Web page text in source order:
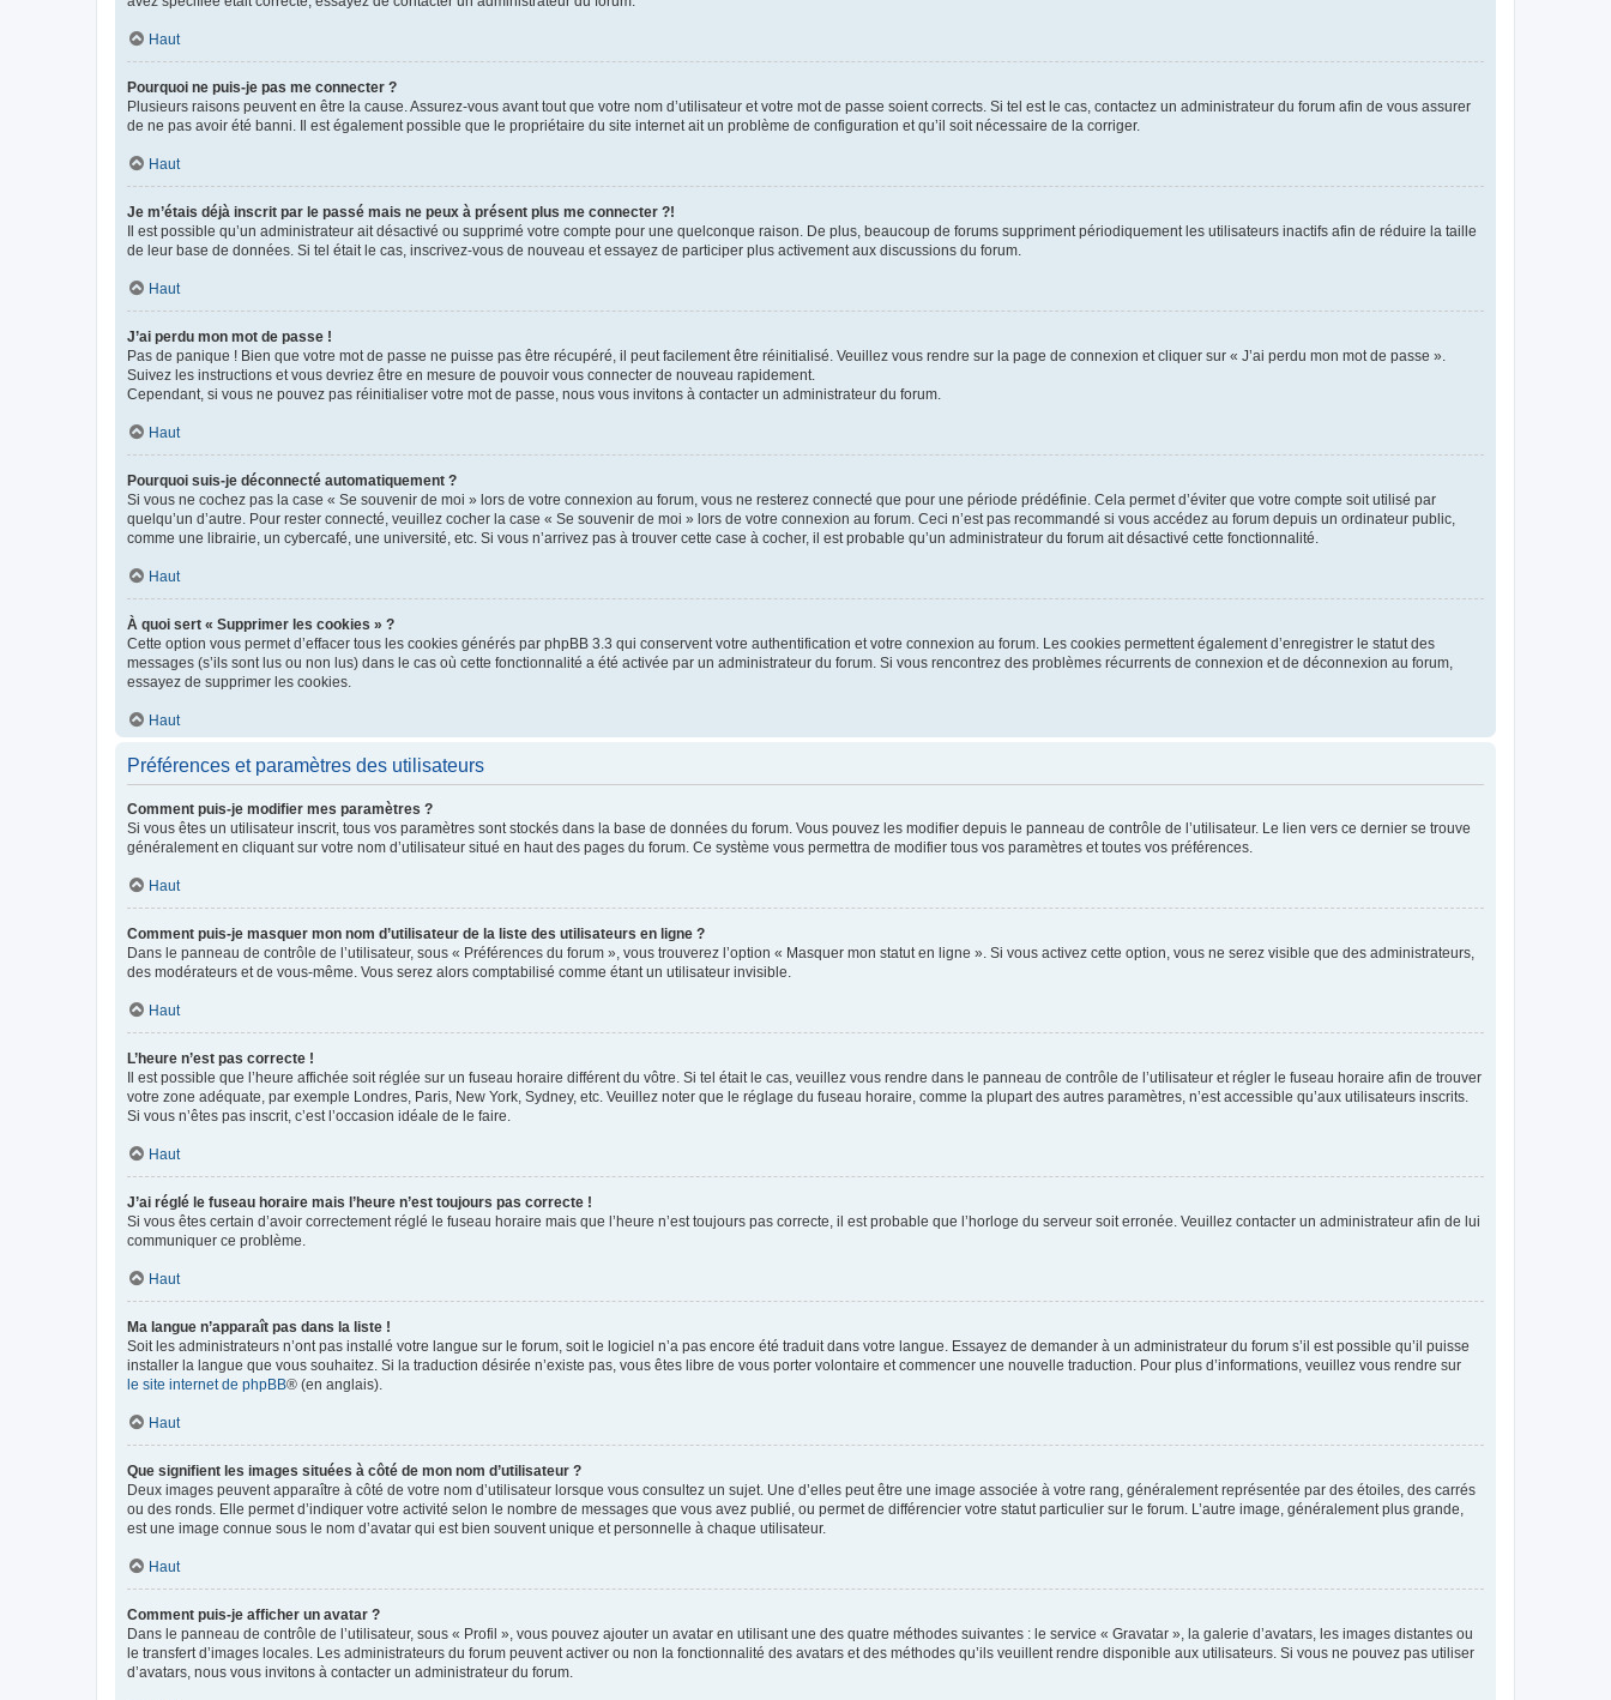
Haut
Pourquoi ne puis-je pas me connecter ?
Plusieurs raisons peuvent en être la cause. Assurez-vous avant tout que votre nom d’utilisateur et votre mot de passe soient corrects. Si tel est le cas, contactez un administrateur du forum afin de vous assurer
de ne pas avoir été banni. Il est également possible que le propriétaire du site internet ait un problème de configuration et qu’il soit nécessaire de la corriger.
Haut
Je m’étais déjà inscrit par le passé mais ne peux à présent plus me connecter ?!
Il est possible qu’un administrateur ait désactivé ou supprimé votre compte pour une quelconque raison. De plus, beaucoup de forums suppriment périodiquement les utilisateurs inactifs afin de réduire la taille
de leur base de données. Si tel était le cas, inscrivez-vous de nouveau et essayez de participer plus activement aux discussions du forum.
Haut
J’ai perdu mon mot de passe !
Pas de panique ! Bien que votre mot de passe ne puisse pas être récupéré, il peut facilement être réinitialisé. Veuillez vous rendre sur la page de connexion et cliquer sur « J’ai perdu mon mot de passe ».
Suivez les instructions et vous devriez être en mesure de pouvoir vous connecter de nouveau rapidement.
Cependant, si vous ne pouvez pas réinitialiser votre mot de passe, nous vous invitons à contacter un administrateur du forum.
Haut
Pourquoi suis-je déconnecté automatiquement ?
Si vous ne cochez pas la case « Se souvenir de moi » lors de votre connexion au forum, vous ne resterez connecté que pour une période prédéfinie. Cela permet d’éviter que votre compte soit utilisé par
quelqu’un d’autre. Pour rester connecté, veuillez cocher la case « Se souvenir de moi » lors de votre connexion au forum. Ceci n’est pas recommandé si vous accédez au forum depuis un ordinateur public,
comme une librairie, un cybercafé, une université, etc. Si vous n’arrivez pas à trouver cette case à cocher, il est probable qu’un administrateur du forum ait désactivé cette fonctionnalité.
Haut
À quoi sert « Supprimer les cookies » ?
Cette option vous permet d’effacer tous les cookies générés par phpBB 3.3 qui conservent votre authentification et votre connexion au forum. Les cookies permettent également d’enregistrer le statut des
messages (s’ils sont lus ou non lus) dans le cas où cette fonctionnalité a été activée par un administrateur du forum. Si vous rencontrez des problèmes récurrents de connexion et de déconnexion au forum,
essayez de supprimer les cookies.
Haut
Préférences et paramètres des utilisateurs
Comment puis-je modifier mes paramètres ?
Si vous êtes un utilisateur inscrit, tous vos paramètres sont stockés dans la base de données du forum. Vous pouvez les modifier depuis le panneau de contrôle de l’utilisateur. Le lien vers ce dernier se trouve
généralement en cliquant sur votre nom d’utilisateur situé en haut des pages du forum. Ce système vous permettra de modifier tous vos paramètres et toutes vos préférences.
Haut
Comment puis-je masquer mon nom d’utilisateur de la liste des utilisateurs en ligne ?
Dans le panneau de contrôle de l’utilisateur, sous « Préférences du forum », vous trouverez l’option « Masquer mon statut en ligne ». Si vous activez cette option, vous ne serez visible que des administrateurs,
des modérateurs et de vous-même. Vous serez alors comptabilisé comme étant un utilisateur invisible.
Haut
L’heure n’est pas correcte !
Il est possible que l’heure affichée soit réglée sur un fuseau horaire différent du vôtre. Si tel était le cas, veuillez vous rendre dans le panneau de contrôle de l’utilisateur et régler le fuseau horaire afin de trouver
votre zone adéquate, par exemple Londres, Paris, New York, Sydney, etc. Veuillez noter que le réglage du fuseau horaire, comme la plupart des autres paramètres, n’est accessible qu’aux utilisateurs inscrits.
Si vous n’êtes pas inscrit, c’est l’occasion idéale de le faire.
Haut
J’ai réglé le fuseau horaire mais l’heure n’est toujours pas correcte !
Si vous êtes certain d’avoir correctement réglé le fuseau horaire mais que l’heure n’est toujours pas correcte, il est probable que l’horloge du serveur soit erronée. Veuillez contacter un administrateur afin de lui
communiquer ce problème.
Haut
Ma langue n’apparaît pas dans la liste !
Soit les administrateurs n’ont pas installé votre langue sur le forum, soit le logiciel n’a pas encore été traduit dans votre langue. Essayez de demander à un administrateur du forum s’il est possible qu’il puisse
installer la langue que vous souhaitez. Si la traduction désirée n’existe pas, vous êtes libre de vous porter volontaire et commencer une nouvelle traduction. Pour plus d’informations, veuillez vous rendre sur
le site internet de phpBB® (en anglais).
Haut
Que signifient les images situées à côté de mon nom d’utilisateur ?
Deux images peuvent apparaître à côté de votre nom d’utilisateur lorsque vous consultez un sujet. Une d’elles peut être une image associée à votre rang, généralement représentée par des étoiles, des carrés
ou des ronds. Elle permet d’indiquer votre activité selon le nombre de messages que vous avez publié, ou permet de différencier votre statut particulier sur le forum. L’autre image, généralement plus grande,
est une image connue sous le nom d’avatar qui est bien souvent unique et personnelle à chaque utilisateur.
Haut
Comment puis-je afficher un avatar ?
Dans le panneau de contrôle de l’utilisateur, sous « Profil », vous pouvez ajouter un avatar en utilisant une des quatre méthodes suivantes : le service « Gravatar », la galerie d’avatars, les images distantes ou
le transfert d’images locales. Les administrateurs du forum peuvent activer ou non la fonctionnalité des avatars et des méthodes qu’ils veuillent rendre disponible aux utilisateurs. Si vous ne pouvez pas utiliser
d’avatars, nous vous invitons à contacter un administrateur du forum.